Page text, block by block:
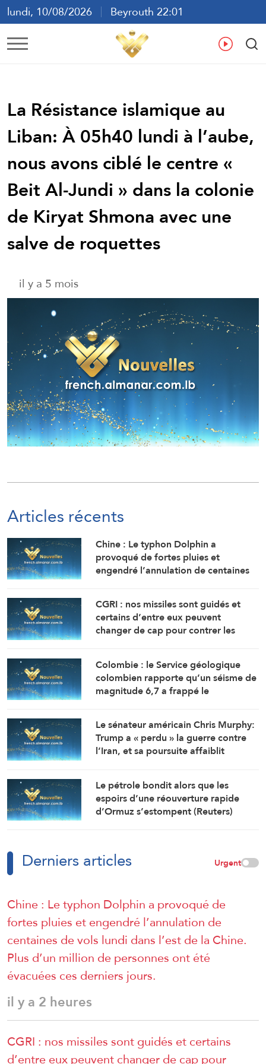
lundi, 10/08/2026
Beyrouth 22:01
ع
La Résistance islamique au
Liban: À 05h40 lundi à l’aube,
nous avons ciblé le centre «
Beit Al-Jundi » dans la colonie
de Kiryat Shmona avec une
salve de roquettes
il y a 5 mois
Articles récents
Chine : Le typhon Dolphin a
provoqué de fortes pluies et
engendré l’annulation de centaines
Plus d’un million de personnes ont
été évacuées ces derniers jours.
CGRI : nos missiles sont guidés et
certains d’entre eux peuvent
changer de cap pour contrer les
ennemis.
Colombie : le Service géologique
colombien rapporte qu’un séisme de
magnitude 6,7 a frappé le
Le sénateur américain Chris Murphy:
Trump a « perdu » la guerre contre
l’Iran, et sa poursuite affaiblit
Le pétrole bondit alors que les
espoirs d’une réouverture rapide
d’Ormuz s’estompent (Reuters)
Derniers articles Urgent
Chine : Le typhon Dolphin a provoqué de
fortes pluies et engendré l’annulation de
centaines de vols lundi dans l’est de la Chine.
Plus d’un million de personnes ont été
évacuées ces derniers jours.
il y a 2 heures
CGRI : nos missiles sont guidés et certains
d’entre eux peuvent changer de cap pour